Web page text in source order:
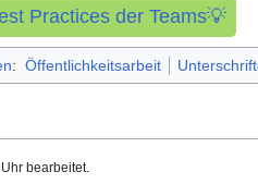
Practices der Teams💡
: Öffentlichkeitsarbeit
bearbeitet.